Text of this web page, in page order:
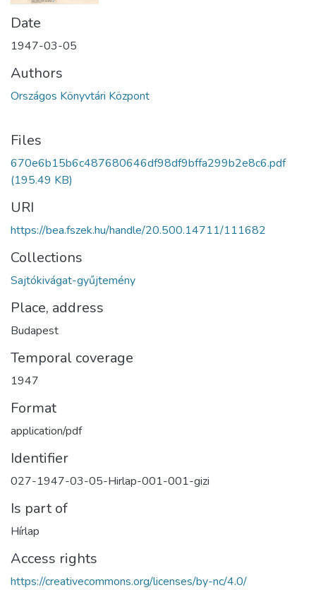
Date
1947-03-05
Authors
Országos Könyvtári Központ
Files
670e6b15b6c487680646df98df9bffa299b2e8c6.pdf
(195.49 KB)
URI
https://bea.fszek.hu/handle/20.500.14711/111682
Collections
Sajtókivágat-gyűjtemény
Place, address
Budapest
Temporal coverage
1947
Format
application/pdf
Identifier
027-1947-03-05-Hirlap-001-001-gizi
Is part of
Hírlap
Access rights
https://creativecommons.org/licenses/by-nc/4.0/